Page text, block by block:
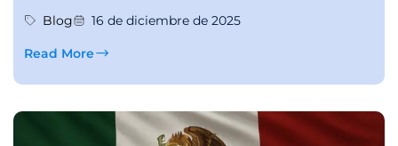
Blog
16 de diciembre de 2025
Read More